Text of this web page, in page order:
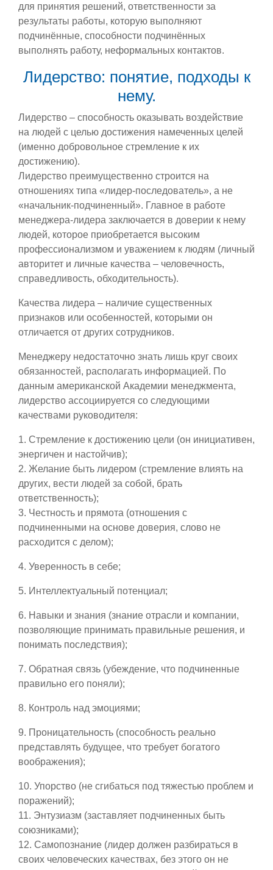
для принятия решений, ответственности за
результаты работы, которую выполняют
подчинённые, способности подчинённых
выполнять работу, неформальных контактов.
Лидерство: понятие, подходы к
нему.
Лидерство – способность оказывать воздействие
на людей с целью достижения намеченных целей
(именно добровольное стремление к их
достижению).
Лидерство преимущественно строится на
отношениях типа «лидер-последователь», а не
«начальник-подчиненный». Главное в работе
менеджера-лидера заключается в доверии к нему
людей, которое приобретается высоким
профессионализмом и уважением к людям (личный
авторитет и личные качества – человечность,
справедливость, обходительность).
Качества лидера – наличие существенных
признаков или особенностей, которыми он
отличается от других сотрудников.
Менеджеру недостаточно знать лишь круг своих
обязанностей, располагать информацией. По
данным американской Академии менеджмента,
лидерство ассоциируется со следующими
качествами руководителя:
1. Стремление к достижению цели (он инициативен,
энергичен и настойчив);
2. Желание быть лидером (стремление влиять на
других, вести людей за собой, брать
ответственность);
3. Честность и прямота (отношения с
подчиненными на основе доверия, слово не
расходится с делом);
4. Уверенность в себе;
5. Интеллектуальный потенциал;
6. Навыки и знания (знание отрасли и компании,
позволяющие принимать правильные решения, и
понимать последствия);
7. Обратная связь (убеждение, что подчиненные
правильно его поняли);
8. Контроль над эмоциями;
9. Проницательность (способность реально
представлять будущее, что требует богатого
воображения);
10. Упорство (не сгибаться под тяжестью проблем и
поражений);
11. Энтузиазм (заставляет подчиненных быть
союзниками);
12. Самопознание (лидер должен разбираться в
своих человеческих качествах, без этого он не